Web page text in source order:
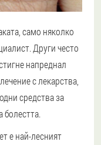
само няколко
Други често
напреднал
с лекарства,
средства за
болестта.
е най-лесният